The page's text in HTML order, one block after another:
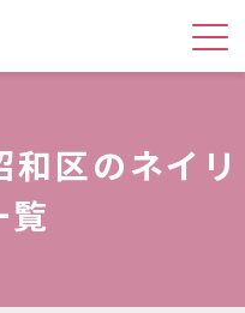
区のネイリ
覧